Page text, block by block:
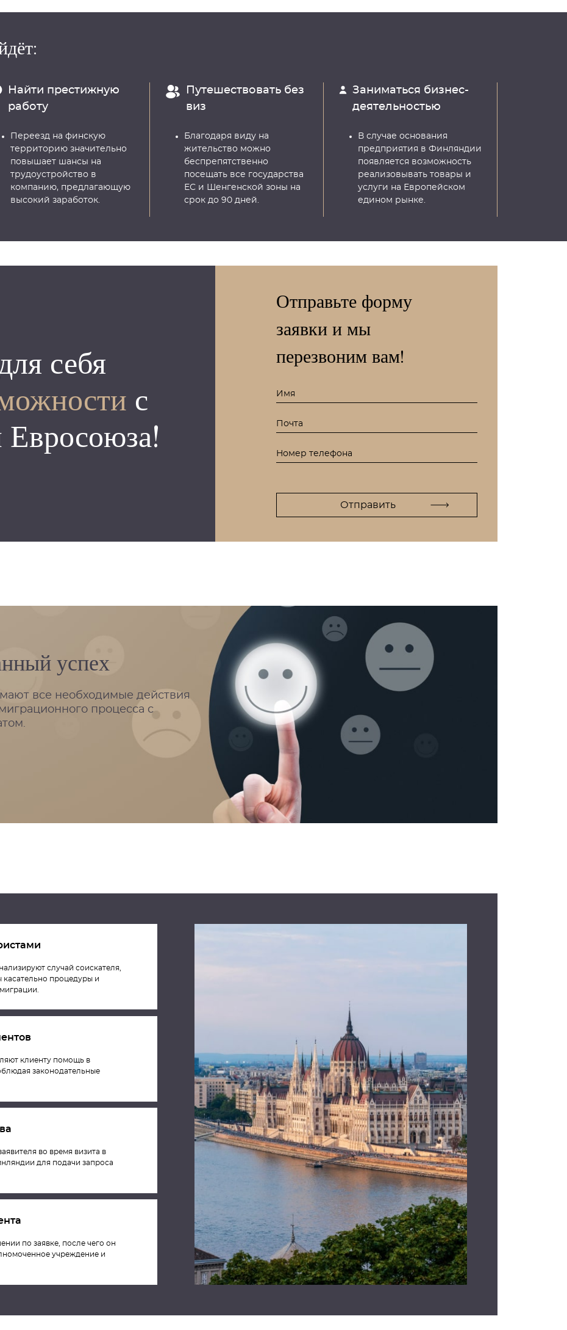
Найти престижную
работу
Переезд на финскую
территорию значительно
повышает шансы на
трудоустройство в
компанию, предлагающую
высокий заработок.
Путешествовать без
виз
Благодаря виду на
жительство можно
беспрепятственно
посещать все государства
ЕС и Шенгенской зоны на
срок до 90 дней.
Заниматься бизнес-
деятельностью
В случае основания
предприятия в Финляндии
появляется возможность
реализовывать товары и
услуги на Европейском
едином рынке.
себя
с
Евросоюза!
Отправьте форму
заявки и мы
перезвоним вам!
успех
все необходимые действия
процесса с
случай соискателя,
касательно процедуры и
клиенту помощь в
законодательные
во время визита в
для подачи запроса
по заявке, после чего он
учреждение и